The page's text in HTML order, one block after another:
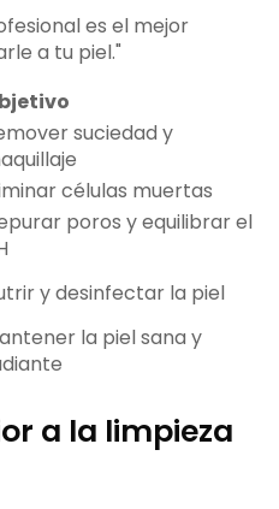
es el mejor
a tu piel."
suciedad y
células muertas
poros y equilibrar el
y desinfectar la piel
la piel sana y
a la limpieza